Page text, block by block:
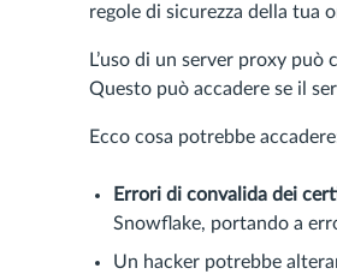
regole di sicurezza della tua
L’uso di un server proxy
Questo può accadere se il
Ecco cosa potrebbe
Errori di convalida dei
Snowflake, portando a
Un hacker potrebbe